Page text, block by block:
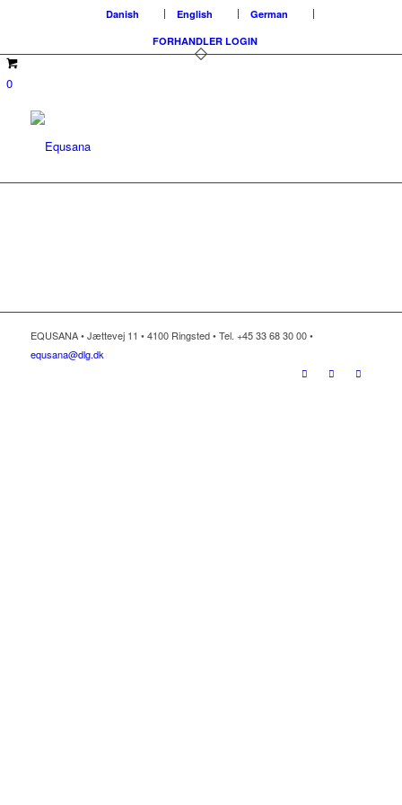
Danish English
German
FORHANDLER LOGIN
0
EQUSANA • Jættevej 11 • 4100 Ringsted • Tel. +45 33 68 30 00 •
equsana@dlg.dk